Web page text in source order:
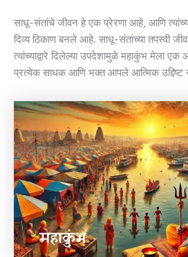
साधू-संतांचे जीवन हे एक प्रेरणा आहे, आणि
दिव्य ठिकाण बनले आहे. साधू-संतांच्या तपस्वी
त्यांच्याद्वारे दिलेल्या उपदेशामुळे महाकुंभ मेला
प्रत्येक साधक आणि भक्त आपले आत्मिक उद्दिष्ट